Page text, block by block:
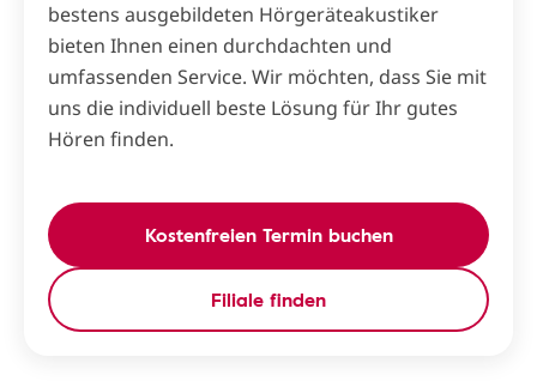
bestens ausgebildeten Hörgeräteakustiker
bieten Ihnen einen durchdachten und
umfassenden Service. Wir möchten, dass Sie mit
uns die individuell beste Lösung für Ihr gutes
Hören finden.
Kostenfreien Termin buchen
Filiale finden